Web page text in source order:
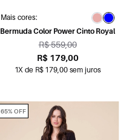
Mais cores:
Bermuda Color Power Cinto Royal
R$ 559,00
R$ 179,00
1X de R$ 179,00 sem juros
65% OFF